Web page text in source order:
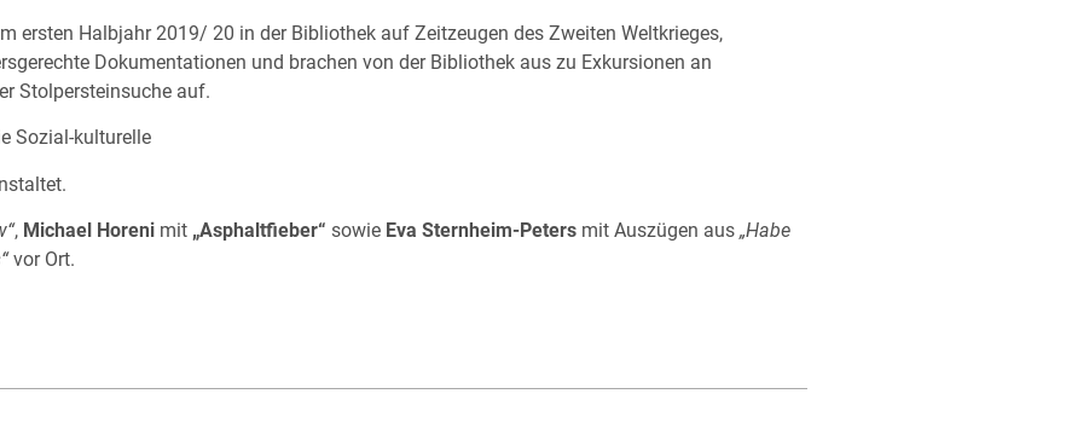
ersten Halbjahr 2019/ 20 in der Bibliothek auf Zeitzeugen des Zweiten Weltkrieges,
Dokumentationen und brachen von der Bibliothek aus zu Exkursionen an
Stolpersteinsuche auf.
Sozial-kulturelle
, Michael Horeni mit „Asphaltfieber“ sowie Eva Sternheim-Peters mit Auszügen aus „Habe
vor Ort.